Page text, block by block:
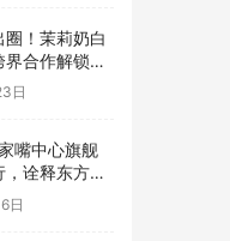
圈！茉莉奶白
合作解锁茶
度
日
嘴中心旗舰
，诠释东方雅
活
日